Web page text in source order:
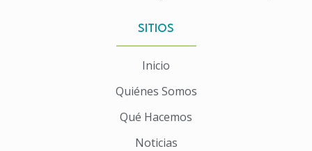
SITIOS
Inicio
Quiénes Somos
Qué Hacemos
Noticias